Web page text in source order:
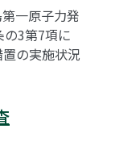
一原子力発
3第7項に
の実施状況